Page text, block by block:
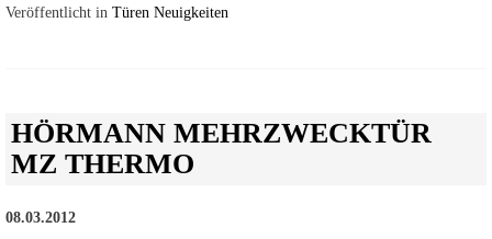
Veröffentlicht in Türen Neuigkeiten
HÖRMANN MEHRZWECKTÜR
MZ THERMO
08.03.2012